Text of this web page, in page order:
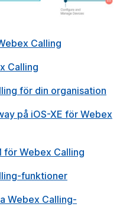
Calling
Calling
för din organisation
på iOS-XE för Webex
för Webex Calling
funktioner
Webex Calling-